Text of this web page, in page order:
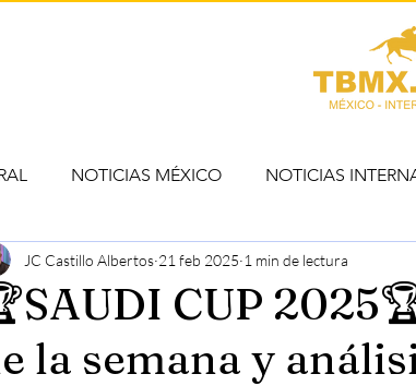
NOTICIAS MÉXICO NOTICIAS
CUP
la semana y
JC Castillo Albertos 21 feb 2025 1 min de lectura